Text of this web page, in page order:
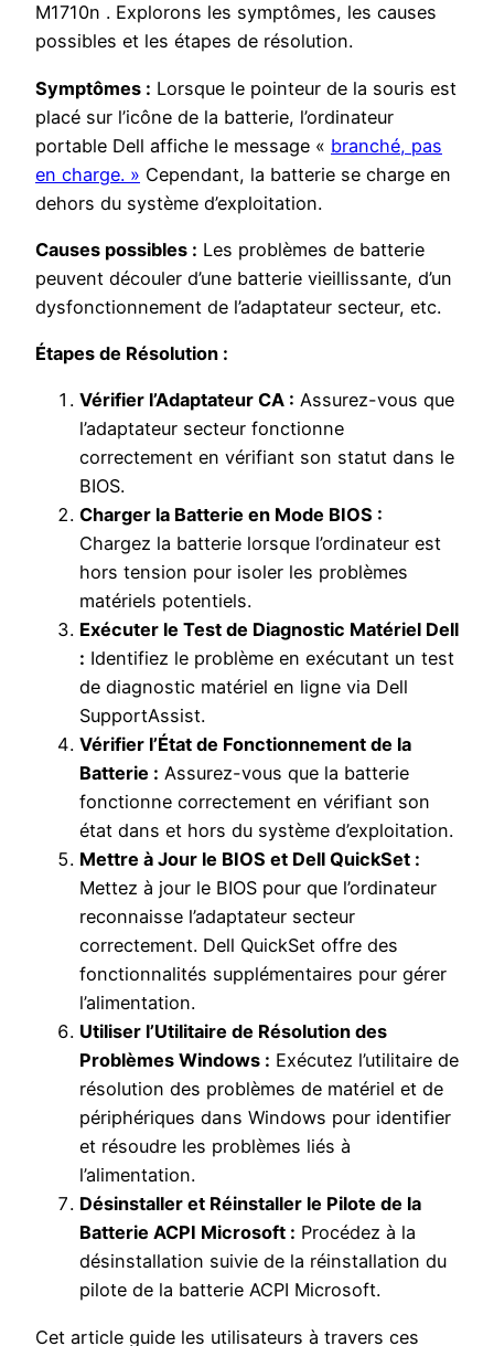
M1710n . Explorons les symptômes, les causes
possibles et les étapes de résolution.
Symptômes : Lorsque le pointeur de la souris est
placé sur l’icône de la batterie, l’ordinateur
portable Dell affiche le message « branché, pas
en charge. » Cependant, la batterie se charge en
dehors du système d’exploitation.
Causes possibles : Les problèmes de batterie
peuvent découler d’une batterie vieillissante, d’un
dysfonctionnement de l’adaptateur secteur, etc.
Étapes de Résolution :
Vérifier l’Adaptateur CA : Assurez-vous que
l’adaptateur secteur fonctionne
correctement en vérifiant son statut dans le
BIOS.
Charger la Batterie en Mode BIOS :
Chargez la batterie lorsque l’ordinateur est
hors tension pour isoler les problèmes
matériels potentiels.
Exécuter le Test de Diagnostic Matériel Dell
: Identifiez le problème en exécutant un test
de diagnostic matériel en ligne via Dell
SupportAssist.
Vérifier l’État de Fonctionnement de la
Batterie : Assurez-vous que la batterie
fonctionne correctement en vérifiant son
état dans et hors du système d’exploitation.
Mettre à Jour le BIOS et Dell QuickSet :
Mettez à jour le BIOS pour que l’ordinateur
reconnaisse l’adaptateur secteur
correctement. Dell QuickSet offre des
fonctionnalités supplémentaires pour gérer
l’alimentation.
Utiliser l’Utilitaire de Résolution des
Problèmes Windows : Exécutez l’utilitaire de
résolution des problèmes de matériel et de
périphériques dans Windows pour identifier
et résoudre les problèmes liés à
l’alimentation.
Désinstaller et Réinstaller le Pilote de la
Batterie ACPI Microsoft : Procédez à la
désinstallation suivie de la réinstallation du
pilote de la batterie ACPI Microsoft.
Cet article guide les utilisateurs à travers ces